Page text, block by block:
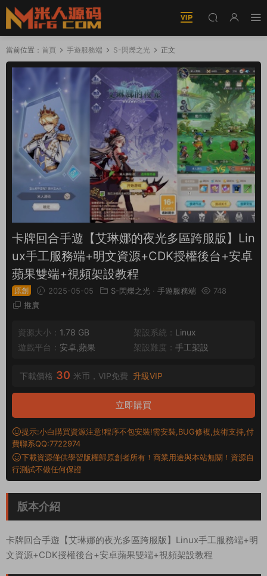
當前位置： 首頁 手遊服務端 S-閃爍之光 正文
卡牌回合手遊【艾琳娜的夜光多區跨服版】Lin
ux手工服務端+明文資源+CDK授權後台+安卓
蘋果雙端+視頻架設教程
原創 2025-05-05 S-閃爍之光 · 手遊服務端
748
推廣
資源大小： 1.78 GB 架設系統： Linux
遊戲平台： 安卓,蘋果 架設難度： 手工架設
下載價格 30 米币，VIP免費 升級VIP
立即購買
提示:小白購買資源注意!程序不包安裝!需安裝,BUG修複,技術支持,付
費聯系QQ:7722974
下載資源僅供學習版權歸原創者所有！商業用途與本站無關！資源自
行測試不做任何保證
版本介紹
卡牌回合手遊【艾琳娜的夜光多區跨服版】Linux手工服務端+明
文資源+CDK授權後台+安卓蘋果雙端+視頻架設教程